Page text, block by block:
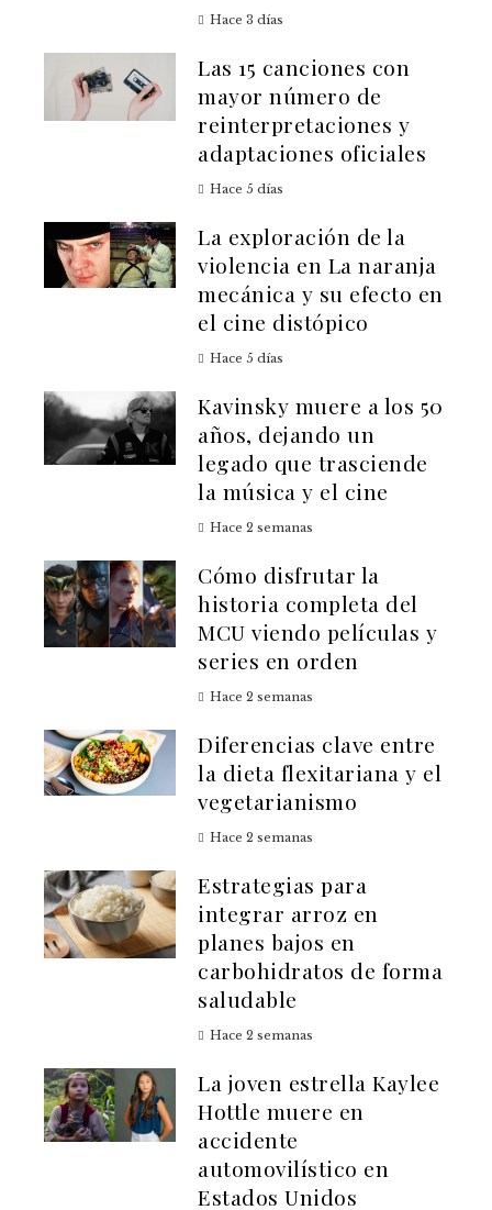
Hace 3 días
Las 15 canciones con
mayor número de
reinterpretaciones y
adaptaciones oficiales
Hace 5 días
La exploración de la
violencia en La naranja
mecánica y su efecto en
el cine distópico
Hace 5 días
Kavinsky muere a los 50
años, dejando un
legado que trasciende
la música y el cine
Hace 2 semanas
Cómo disfrutar la
historia completa del
MCU viendo películas y
series en orden
Hace 2 semanas
Diferencias clave entre
la dieta flexitariana y el
vegetarianismo
Hace 2 semanas
Estrategias para
integrar arroz en
planes bajos en
carbohidratos de forma
saludable
Hace 2 semanas
La joven estrella Kaylee
Hottle muere en
accidente
automovilístico en
Estados Unidos